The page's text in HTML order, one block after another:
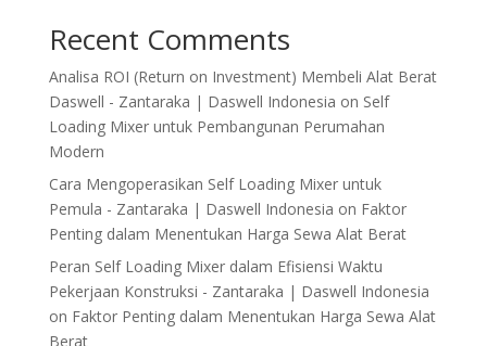
Recent Comments
Analisa ROI (Return on Investment) Membeli Alat Berat
Daswell - Zantaraka | Daswell Indonesia on Self
Loading Mixer untuk Pembangunan Perumahan
Modern
Cara Mengoperasikan Self Loading Mixer untuk
Pemula - Zantaraka | Daswell Indonesia on Faktor
Penting dalam Menentukan Harga Sewa Alat Berat
Peran Self Loading Mixer dalam Efisiensi Waktu
Pekerjaan Konstruksi - Zantaraka | Daswell Indonesia
on Faktor Penting dalam Menentukan Harga Sewa Alat
Berat